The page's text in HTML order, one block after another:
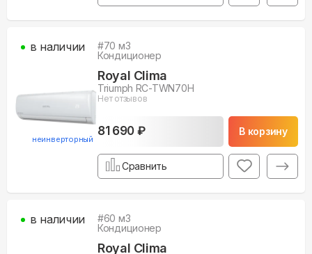
неинверторный
#70 м3
Кондиционер
Royal Clima
Triumph RC-TWN70H
Нет отзывов
81 690 ₽ В корзину
в наличии
Сравнить
#60 м3
Кондиционер
Royal Clima
в наличии